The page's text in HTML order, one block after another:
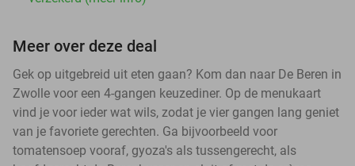
Meer over deze deal
Gek op uitgebreid uit eten gaan? Kom dan naar De Beren in
Zwolle voor een 4-gangen keuzediner. Op de menukaart
vind je voor ieder wat wils, zodat je vier gangen lang geniet
van je favoriete gerechten. Ga bijvoorbeeld voor
tomatensoep vooraf, gyoza's als tussengerecht, als